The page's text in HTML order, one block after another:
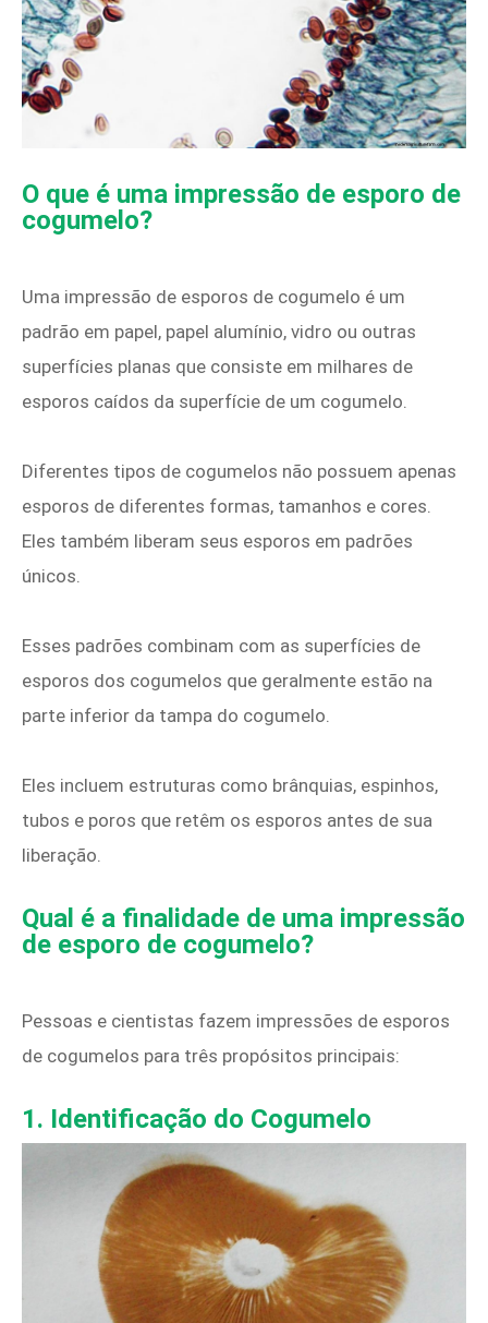
O que é uma impressão de esporo de
cogumelo?
Uma impressão de esporos de cogumelo é um
padrão em papel, papel alumínio, vidro ou outras
superfícies planas que consiste em milhares de
esporos caídos da superfície de um cogumelo.
Diferentes tipos de cogumelos não possuem apenas
esporos de diferentes formas, tamanhos e cores.
Eles também liberam seus esporos em padrões
únicos.
Esses padrões combinam com as superfícies de
esporos dos cogumelos que geralmente estão na
parte inferior da tampa do cogumelo.
Eles incluem estruturas como brânquias, espinhos,
tubos e poros que retêm os esporos antes de sua
liberação.
Qual ​​é a finalidade de uma impressão
de esporo de cogumelo?
Pessoas e cientistas fazem impressões de esporos
de cogumelos para três propósitos principais:
1. Identificação do Cogumelo